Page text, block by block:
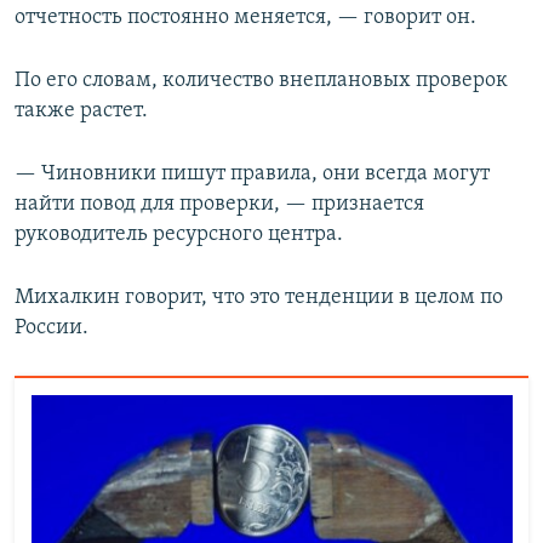
отчетность постоянно меняется, — говорит он.
По его словам, количество внеплановых проверок
также растет.
— Чиновники пишут правила, они всегда могут
найти повод для проверки, — признается
руководитель ресурсного центра.
Михалкин говорит, что это тенденции в целом по
России.